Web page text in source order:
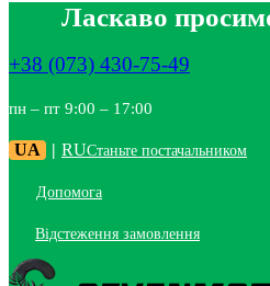
Ласкаво
+38 (073) 430-75-49
пн – пт 9:00 – 17:00
UA | RUСтаньте постачальником
Допомога
Відстеження замовлення